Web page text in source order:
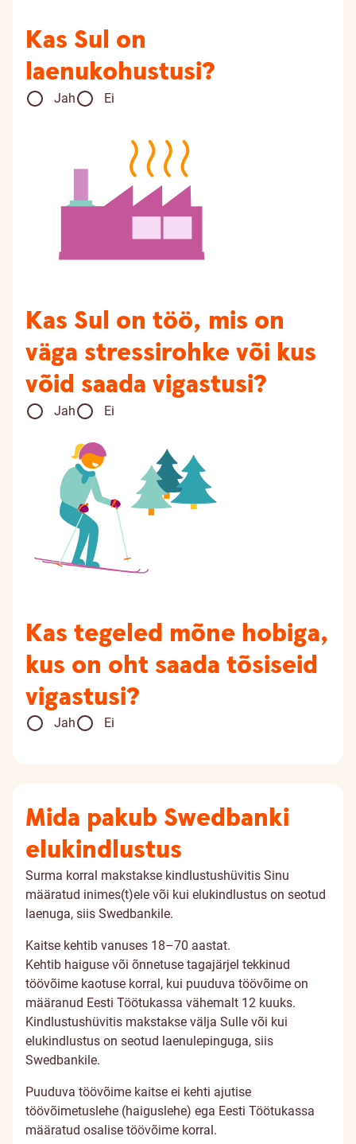
Kas Sul on
laenukohustusi?
Jah Ei
Kas Sul on töö, mis on
väga stressirohke või kus
võid saada vigastusi?
Jah Ei
Kas tegeled mõne hobiga,
kus on oht saada tõsiseid
vigastusi?
Jah Ei
Mida pakub Swedbanki
elukindlustus
Surma korral makstakse kindlustushüvitis Sinu
määratud inimes(t)ele või kui elukindlustus on seotud
laenuga, siis Swedbankile.
Kaitse kehtib vanuses 18–70 aastat.
Kehtib haiguse või õnnetuse tagajärjel tekkinud
töövõime kaotuse korral, kui puuduva töövõime on
määranud Eesti Töötukassa vähemalt 12 kuuks.
Kindlustushüvitis makstakse välja Sulle või kui
elukindlustus on seotud laenulepinguga, siis
Swedbankile.
Puuduva töövõime kaitse ei kehti ajutise
töövõimetuslehe (haiguslehe) ega Eesti Töötukassa
määratud osalise töövõime korral.